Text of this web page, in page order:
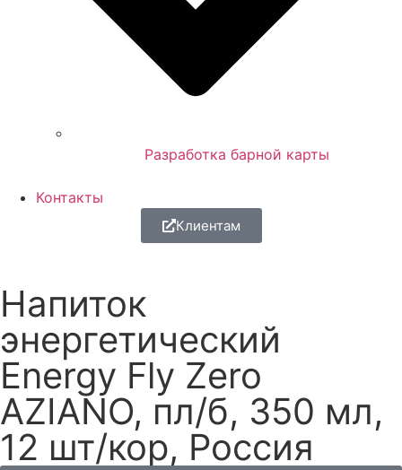
Разработка барной карты
Контакты
Клиентам
Напиток
энергетический
Energy Fly Zero
AZIANO, пл/б, 350 мл,
12 шт/кор, Россия